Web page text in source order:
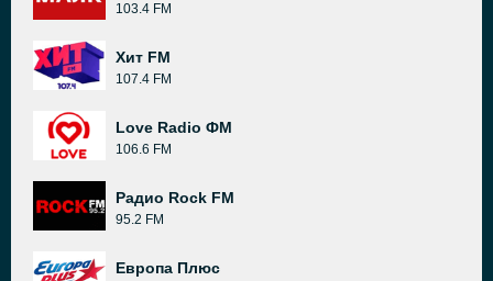
103.4 FM
Хит FM
107.4 FM
Love Radio ФМ
106.6 FM
Радио Rock FM
95.2 FM
Европа Плюс